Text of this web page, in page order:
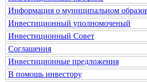
Информация о муниципальном
Инвестиционный уполномоченый
Инвестиционный Совет
Соглашения
Инвестиционные предложения
В помощь инвестору